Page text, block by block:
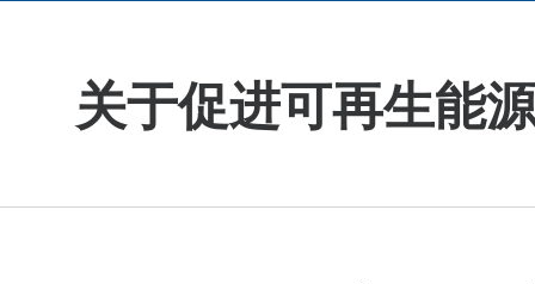
关于促进可再生能